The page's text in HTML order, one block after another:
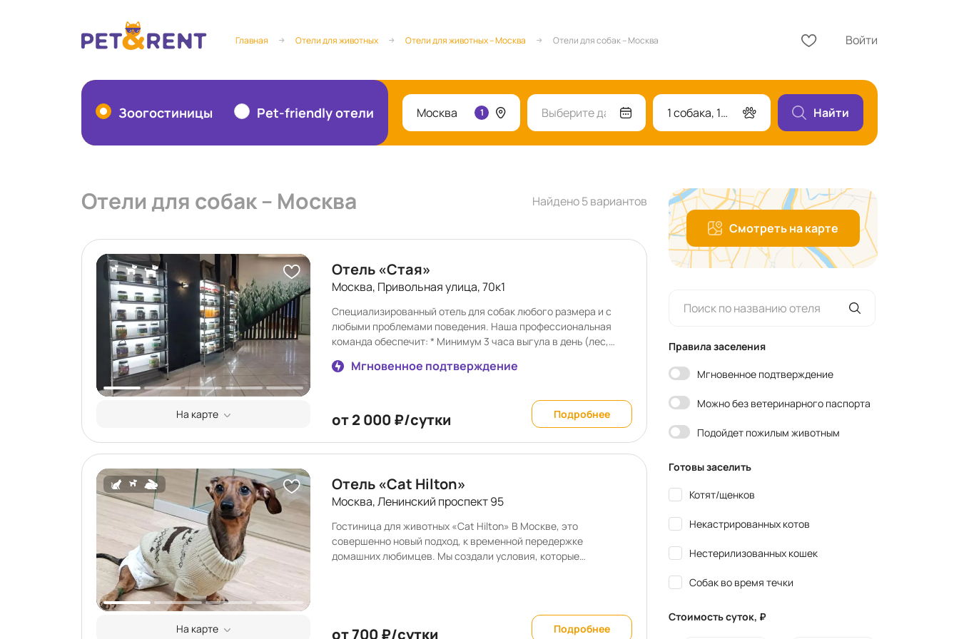
Главная Отели для животных Отели для животных – Москва Отели для собак – Москва Войти
Зоогостиницы Pet-friendly отели Москва 1 Выберите даты 1 собака, 1 номер Найти
Отели для собак – Москва Найдено 5 вариантов
На карте
Отель «Стая»
Москва, Привольная улица, 70к1
Специализированный отель для собак любого размера и с
любыми проблемами поведения. Наша профессиональная
команда обеспечит: * Минимум 3 часа выгула в день (лес,
нашего магазина * Общение, игры и занятия с собакой *
сотрудник центра) * Уход и кормление согласно
установленному режиму и рациону * Контроль за
самочувствием и проведение медицинских манипуляций (при
необходимости) * Приучение к туалету и режиму (при
Мгновенное подтверждение
от 2 000 ₽/сутки Подробнее
На карте
Отель «Cat Hilton»
Москва, Ленинский проспект 95
Гостиница для животных «Cat Hilton» В Москве, это
совершенно новый подход, к временной передержке
домашних любимцев. Мы создали условия, которые
Hilton» оснащена следующими системами безопасности: •
Индивидуальное видеонаблюдение. • Видеонаблюдение
от 700 ₽/сутки Подробнее
Смотреть на карте
Правила заселения
Мгновенное подтверждение
Можно без ветеринарного паспорта
Подойдет пожилым животным
Готовы заселить
Котят/щенков
Некастрированных котов
Нестерилизованных кошек
Собак во время течки
Стоимость суток, ₽